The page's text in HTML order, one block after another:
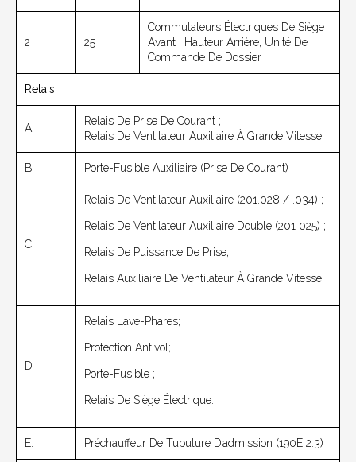
2 25
Commutateurs Électriques De Siège
Avant : Hauteur Arrière, Unité De
Commande De Dossier
Relais
A
Relais De Prise De Courant ;
Relais De Ventilateur Auxiliaire À Grande Vitesse.
B Porte-Fusible Auxiliaire (prise De Courant)
C.
Relais De Ventilateur Auxiliaire (201.028 / .034) ;
Relais De Ventilateur Auxiliaire Double (201 025) ;
Relais De Puissance De Prise;
Relais Auxiliaire De Ventilateur À Grande Vitesse.
D
Relais Lave-Phares;
Protection Antivol;
Porte-Fusible ;
Relais De Siège Électrique.
E. Préchauffeur De Tubulure D’admission (190E 2.3)